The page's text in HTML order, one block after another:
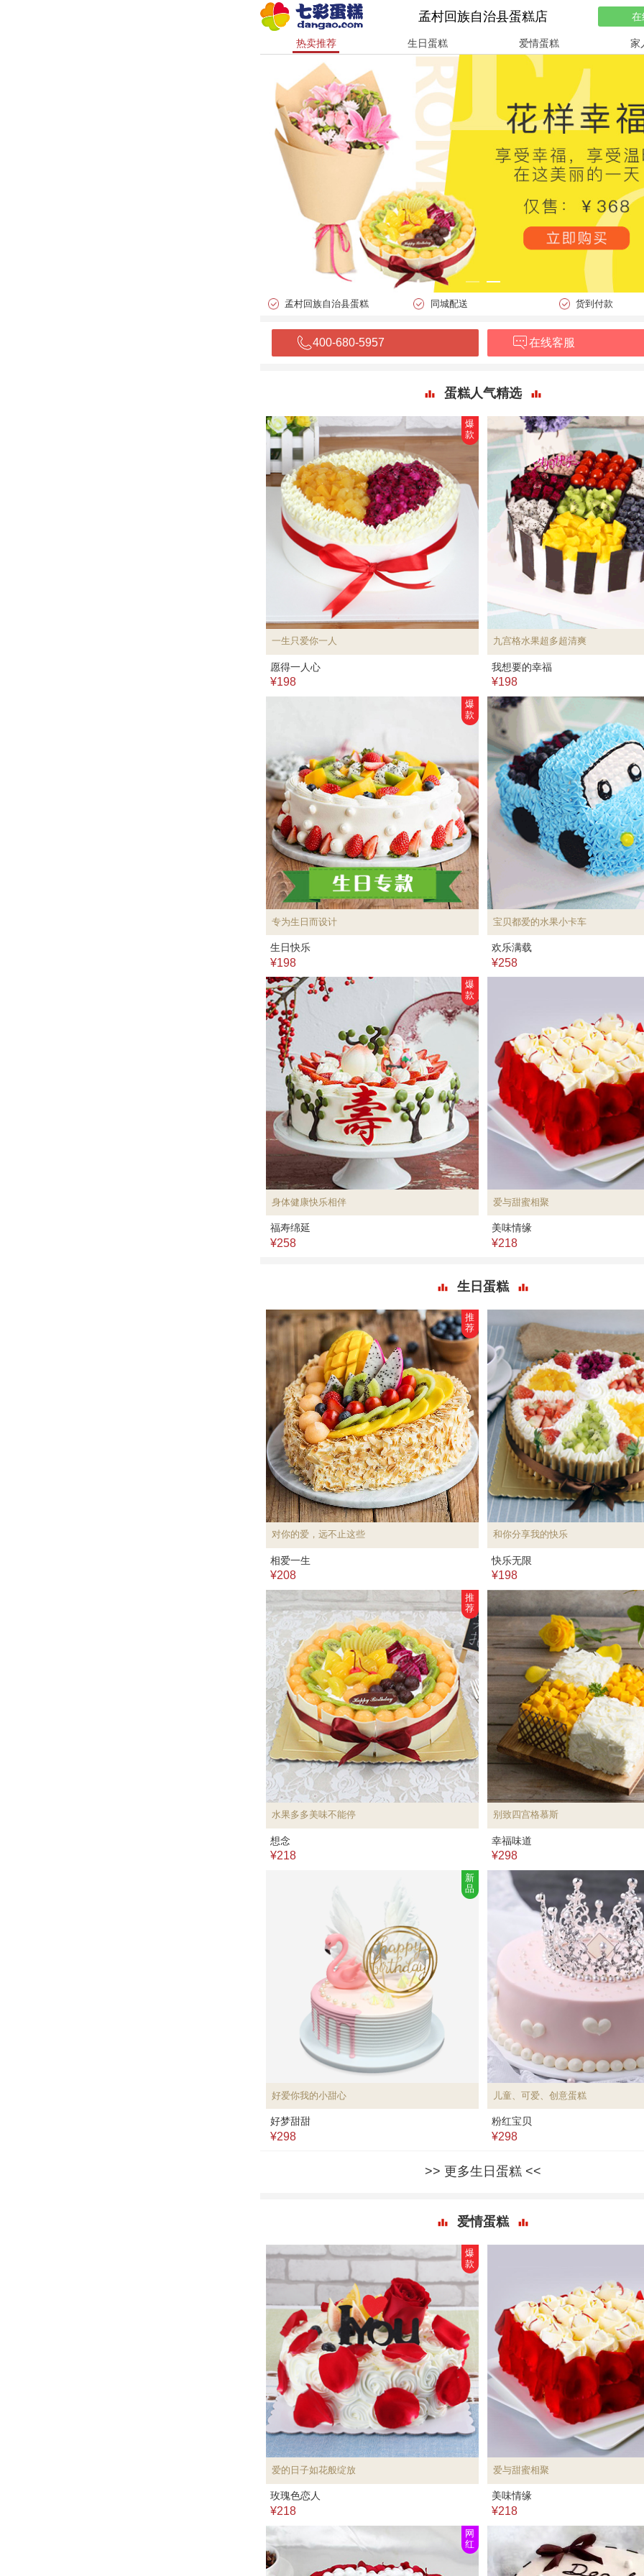
孟村回族自治县蛋糕店 在
热卖推荐 生日蛋糕 爱情蛋糕 家
孟村回族自治县蛋糕 同城配送 货到付款
400-680-5957 在线客服
蛋糕人气精选
一生只爱你一人
爆
款
愿得一人心
¥198
九宫格水果超多超清爽
我想要的幸福
¥198
专为生日而设计
爆
款
生日快乐
¥198
宝贝都爱的水果小卡车
欢乐满载
¥258
身体健康快乐相伴
爆
款
福寿绵延
¥258
爱与甜蜜相聚
美味情缘
¥218
生日蛋糕
对你的爱，远不止这些
推
荐
相爱一生
¥208
和你分享我的快乐
快乐无限
¥198
水果多多美味不能停
推
荐
想念
¥218
别致四宫格慕斯
幸福味道
¥298
好爱你我的小甜心
新
品
好梦甜甜
¥298
儿童、可爱、创意蛋糕
粉红宝贝
¥298
更多生日蛋糕
爱情蛋糕
爱的日子如花般绽放
爆
款
玫瑰色恋人
¥218
爱与甜蜜相聚
美味情缘
¥218
网
红